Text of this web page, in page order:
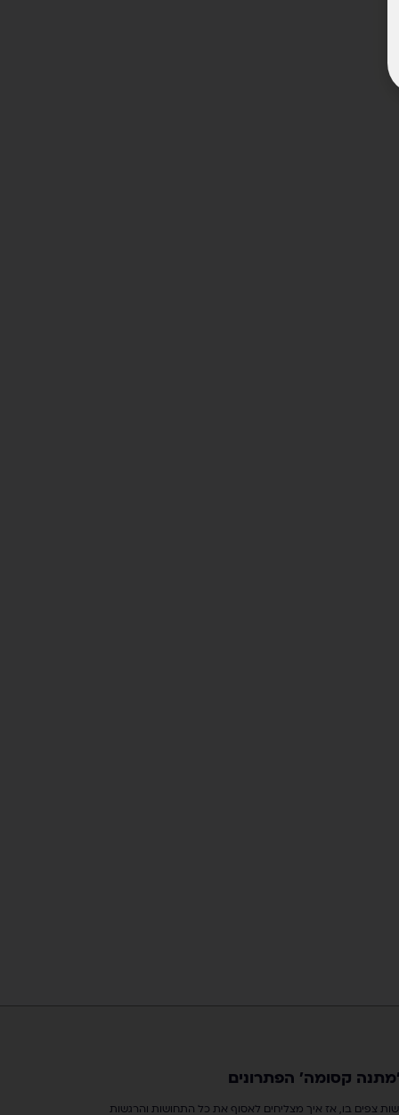
קסומה' הפתרונים
צפים בו, אז איך מצליחים לאסוף את כל התחושות והרגשות